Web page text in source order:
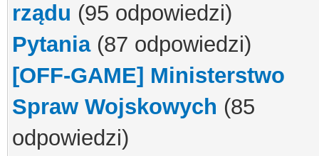
rządu (95 odpowiedzi)
Pytania(87 odpowiedzi)
[OFF-GAME] Ministerstwo
Spraw Wojskowych (85
odpowiedzi)